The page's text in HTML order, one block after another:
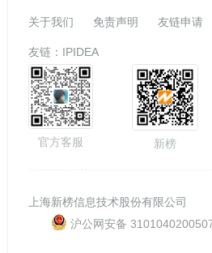
关于我们 免责声明 友链申请
友链： IPIDEA
官方客服 新榜
上海新榜信息技术股份有限公司
沪公网安备